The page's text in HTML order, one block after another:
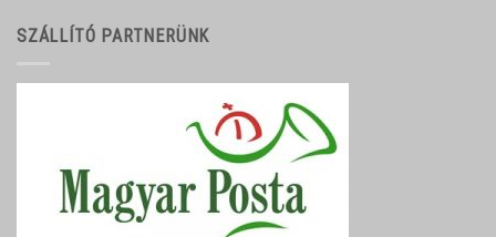
SZÁLLÍTÓ PARTNERÜNK